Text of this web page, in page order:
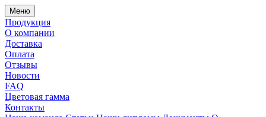
Меню
Продукция
О компании
Доставка
Оплата
Отзывы
Новости
FAQ
Цветовая гамма
Контакты